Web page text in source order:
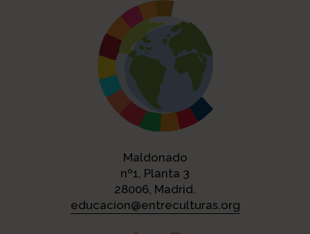
Maldonado
nº1, Planta 3
28006, Madrid.
educacion@entreculturas.org